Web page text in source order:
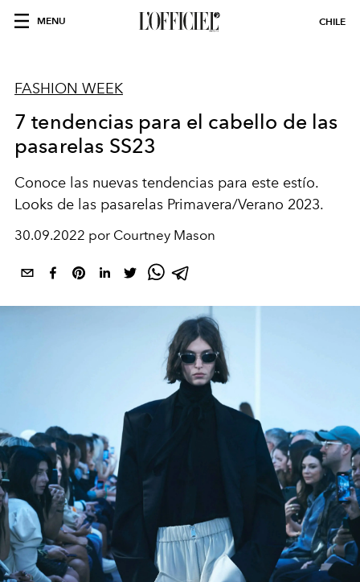
MENU CHILE
FASHION WEEK
7 tendencias para el cabello de las
pasarelas SS23
Conoce las nuevas tendencias para este estío.
Looks de las pasarelas Primavera/Verano 2023.
30.09.2022 por Courtney Mason